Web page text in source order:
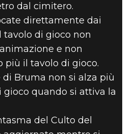
dal cimitero.
direttamente dai
tavolo di gioco non
e non
più il tavolo di gioco.
di Bruma non si alza più
gioco quando si attiva la
del Culto del